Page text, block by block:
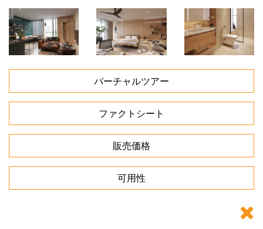
バーチャルツアー
ファクトシート
販売価格
可用性